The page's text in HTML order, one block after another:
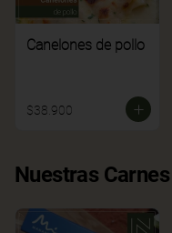
Canelones de pollo
$38.900
Nuestras Carnes